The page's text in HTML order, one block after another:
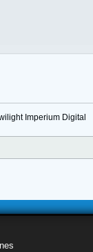
Imperium Digital